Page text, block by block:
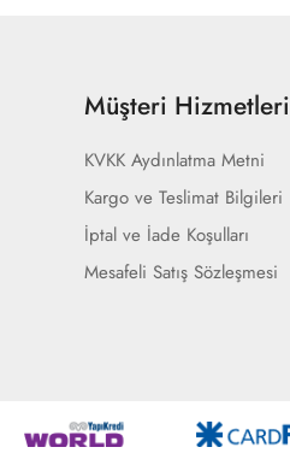
Müşteri Hizmetleri
KVKK Aydınlatma Metni
Kargo ve Teslimat Bilgileri
İptal ve İade Koşulları
Mesafeli Satış Sözleşmesi